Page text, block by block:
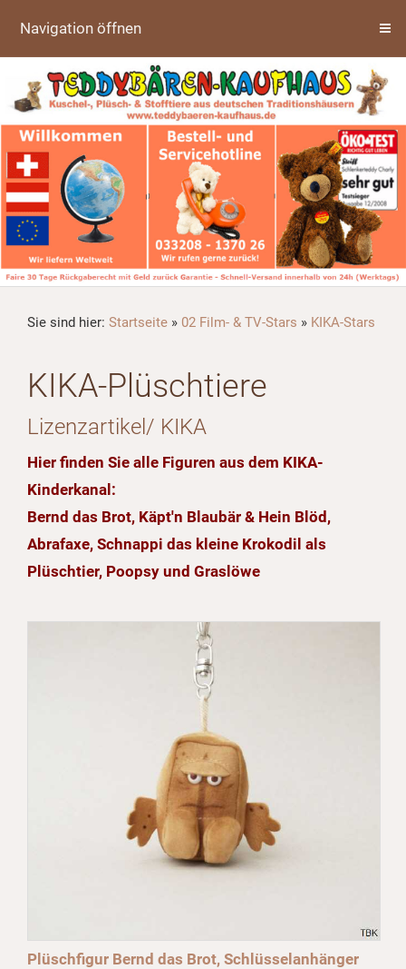
Navigation öffnen
Sie sind hier: Startseite » 02 Film- & TV-Stars » KIKA-Stars
KIKA-Plüschtiere
Lizenzartikel/ KIKA
Hier finden Sie alle Figuren aus dem KIKA-
Kinderkanal:
Bernd das Brot, Käpt'n Blaubär & Hein Blöd,
Abrafaxe, Schnappi das kleine Krokodil als
Plüschtier, Poopsy und Graslöwe
Plüschfigur Bernd das Brot, Schlüsselanhänger